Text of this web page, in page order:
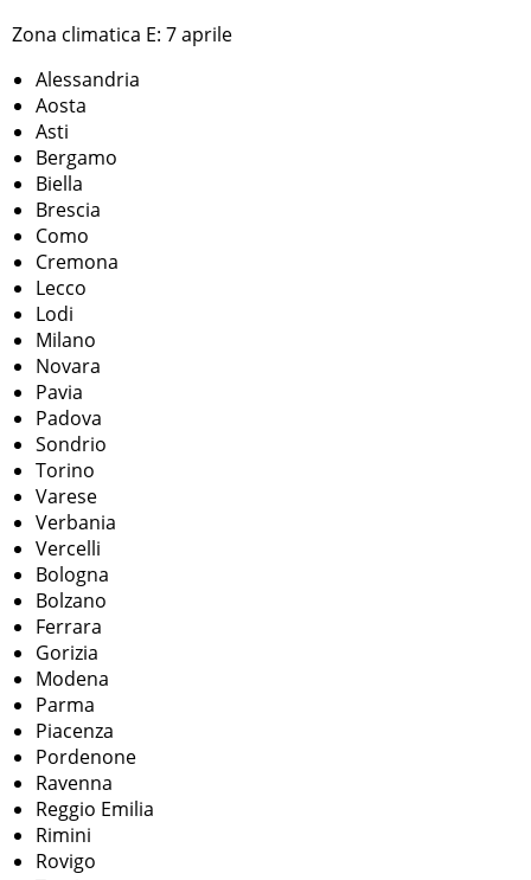
Zona climatica E: 7 aprile
Alessandria
Aosta
Asti
Bergamo
Biella
Brescia
Como
Cremona
Lecco
Lodi
Milano
Novara
Pavia
Padova
Sondrio
Torino
Varese
Verbania
Vercelli
Bologna
Bolzano
Ferrara
Gorizia
Modena
Parma
Piacenza
Pordenone
Ravenna
Reggio Emilia
Rimini
Rovigo